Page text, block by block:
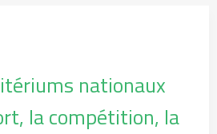
nationaux
la compétition, la